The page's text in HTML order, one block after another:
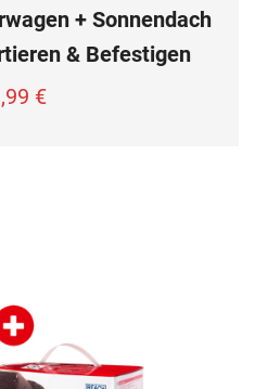
+ Sonnendach
& Befestigen
€